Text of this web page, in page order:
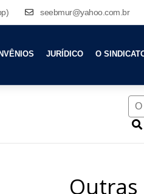
seebmur@yahoo.com.br
JURÍDICO O
Outras